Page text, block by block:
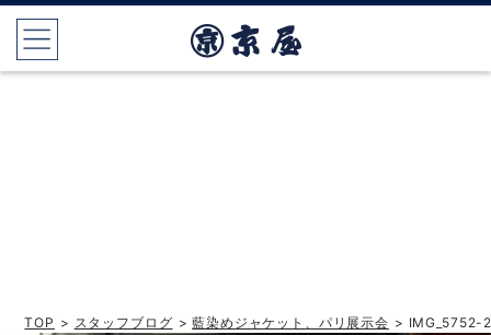
TOP > スタッフブログ >藍染めジャケット、パリ展示会 > IMG_5752-